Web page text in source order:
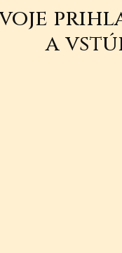
a